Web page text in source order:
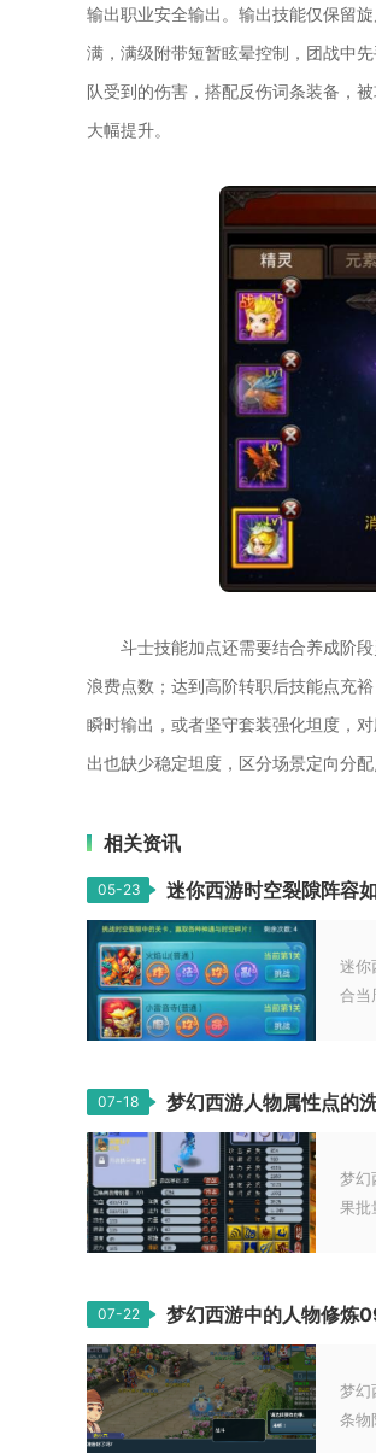
输出职业安全输出。输出技能仅保留
满，满级附带短暂眩晕控制，团战中
队受到的伤害，搭配反伤词条装备，
大幅提升。
斗士技能加点还需要结合养成阶
浪费点数；达到高阶转职后技能点充
瞬时输出，或者坚守套装强化坦度，
出也缺少稳定坦度，区分场景定向分
相关资讯
05-23 迷你西游时空裂隙阵容
迷你
合当
07-18 梦幻西游人物属性点的
梦幻
果批
07-22 梦幻西游中的人物修炼
梦幻
条物